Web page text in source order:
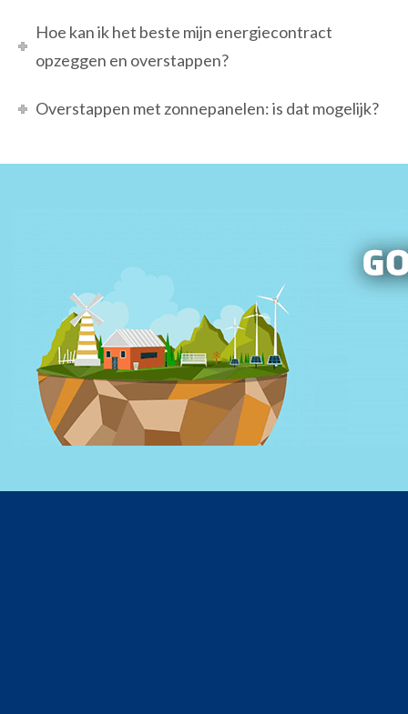
Hoe kan ik het beste mijn energiecontract
opzeggen en overstappen?
Overstappen met zonnepanelen: is dat mogelijk?